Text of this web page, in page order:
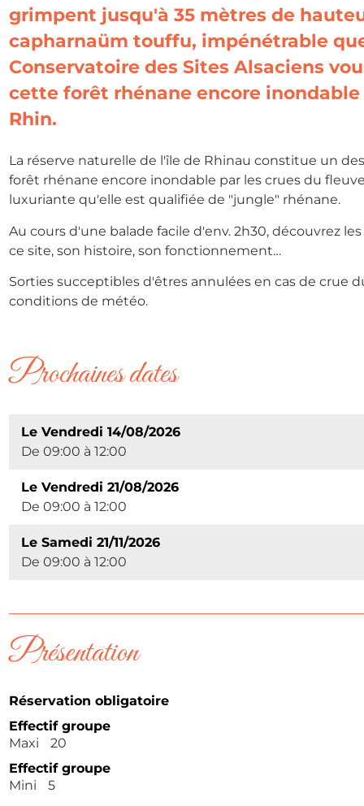
grimpent jusqu'à 35 mètres de
capharnaüm touffu, impénétrable
Conservatoire des Sites Alsaciens
cette forêt rhénane encore inondable
Rhin.
La réserve naturelle de l'île de Rhinau constitue un
forêt rhénane encore inondable par les crues du
luxuriante qu'elle est qualifiée de "jungle" rhénane.
Au cours d'une balade facile d'env. 2h30, découvrez
ce site, son histoire, son fonctionnement…
Sorties succeptibles d'êtres annulées en cas de crue
conditions de météo.
Prochaines dates
Le Vendredi 14/08/2026
De 09:00 à 12:00
Le Vendredi 21/08/2026
De 09:00 à 12:00
Le Samedi 21/11/2026
De 09:00 à 12:00
Présentation
Réservation obligatoire
Effectif groupe
Maxi
20
Effectif groupe
Mini
5